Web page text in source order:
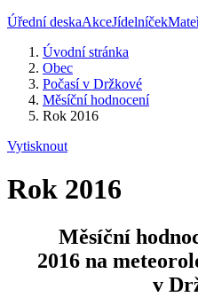
Úřední deskaAkceJídelníček
Úvodní stránka
Obec
Počasí v Držkové
Měsíční hodnocení
Rok 2016
Vytisknout
Rok 2016
Měsíční
2016 na
v